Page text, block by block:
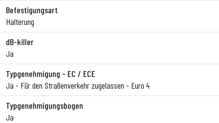
Befestigungsart
Halterung
dB-killer
Ja
Typgenehmigung - EC / ECE
Ja - Für den Straßenverkehr zugelassen - Euro 4
Typgenehmigungsbogen
Ja